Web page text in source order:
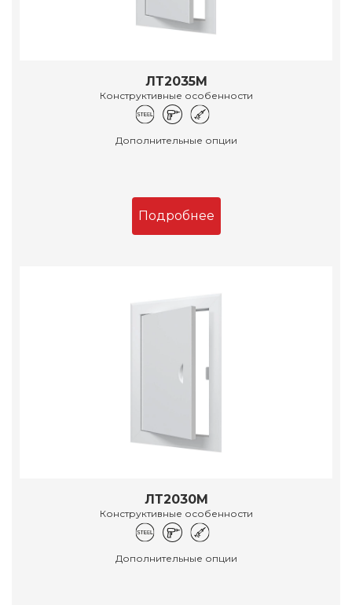
ЛТ2035М
Конструктивные особенности
Дополнительные опции
Подробнее
ЛТ2030М
Конструктивные особенности
Дополнительные опции